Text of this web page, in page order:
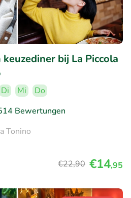
bij La Piccola
Di Mi
Do
Bewertungen
Tonino
€22,90 €14,95